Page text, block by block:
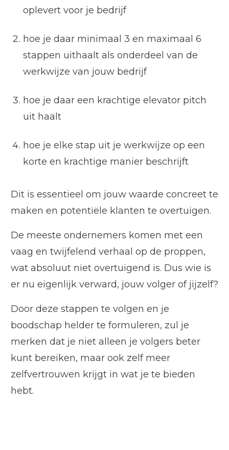
oplevert voor je bedrijf
hoe je daar minimaal 3 en maximaal 6
stappen uithaalt als onderdeel van de
werkwijze van jouw bedrijf
hoe je daar een krachtige elevator pitch
uit haalt
hoe je elke stap uit je werkwijze op een
korte en krachtige manier beschrijft
Dit is essentieel om jouw waarde concreet te
maken en potentiële klanten te overtuigen.
De meeste ondernemers komen met een
vaag en twijfelend verhaal op de proppen,
wat absoluut niet overtuigend is. Dus wie is
er nu eigenlijk verward, jouw volger of jijzelf?
Door deze stappen te volgen en je
boodschap helder te formuleren, zul je
merken dat je niet alleen je volgers beter
kunt bereiken, maar ook zelf meer
zelfvertrouwen krijgt in wat je te bieden
hebt.